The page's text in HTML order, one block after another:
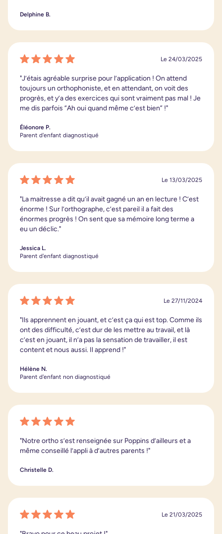
Delphine B.
Le 24/03/2025
"J’étais agréable surprise pour l’application ! On attend
toujours un orthophoniste, et en attendant, on voit des
progrès, et y’a des exercices qui sont vraiment pas mal ! Je
me dis parfois “Ah oui quand même c’est bien” !"
Éléonore P.
Parent d'enfant diagnostiqué
Le 13/03/2025
"La maitresse a dit qu’il avait gagné un an en lecture ! C’est
énorme ! Sur l’orthographe, c’est pareil il a fait des
énormes progrès ! On sent que sa mémoire long terme a
eu un déclic."
Jessica L.
Parent d'enfant diagnostiqué
Le 27/11/2024
"Ils apprennent en jouant, et c’est ça qui est top. Comme ils
ont des difficulté, c’est dur de les mettre au travail, et là
c’est en jouant, il n’a pas la sensation de travailler, il est
content et nous aussi. Il apprend !"
Hélène N.
Parent d'enfant non diagnostiqué
"Notre ortho s’est renseignée sur Poppins d’ailleurs et a
même conseillé l’appli à d’autres parents !"
Christelle D.
Le 21/03/2025